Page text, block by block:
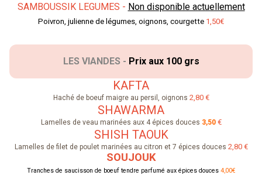
SAMBOUSSIK LEGUMES - Non disponible actuellement
Poivron, julienne de légumes, oignons, courgette 1,50€
LES VIANDES - Prix aux 100 grs
KAFTA
Haché de boeuf maigre au persil, oignons 2,80 €
SHAWARMA
Lamelles de veau marinées aux 4 épices douces 3,50€
SHISH TAOUK
Lamelles de filet de poulet marinées au citron et 7 épices douces 2,80 €
SOUJOUK
Tranches de saucisson de boeuf tendre parfumé aux épices douces 4,00€